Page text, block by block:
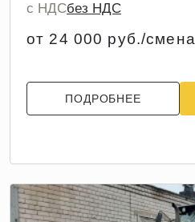
с НДСбез НДС
от 24 000 руб./смена
ПОДРОБНЕЕ